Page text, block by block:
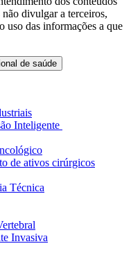
o catálogo de produtos
completo.
quando recebe alta
visite a nossa página de
na tecnologia médica.
divulgar a terceiros,
uso das informações a que
de saúde
Inteligente
de ativos cirúrgicos
Técnica
Invasiva